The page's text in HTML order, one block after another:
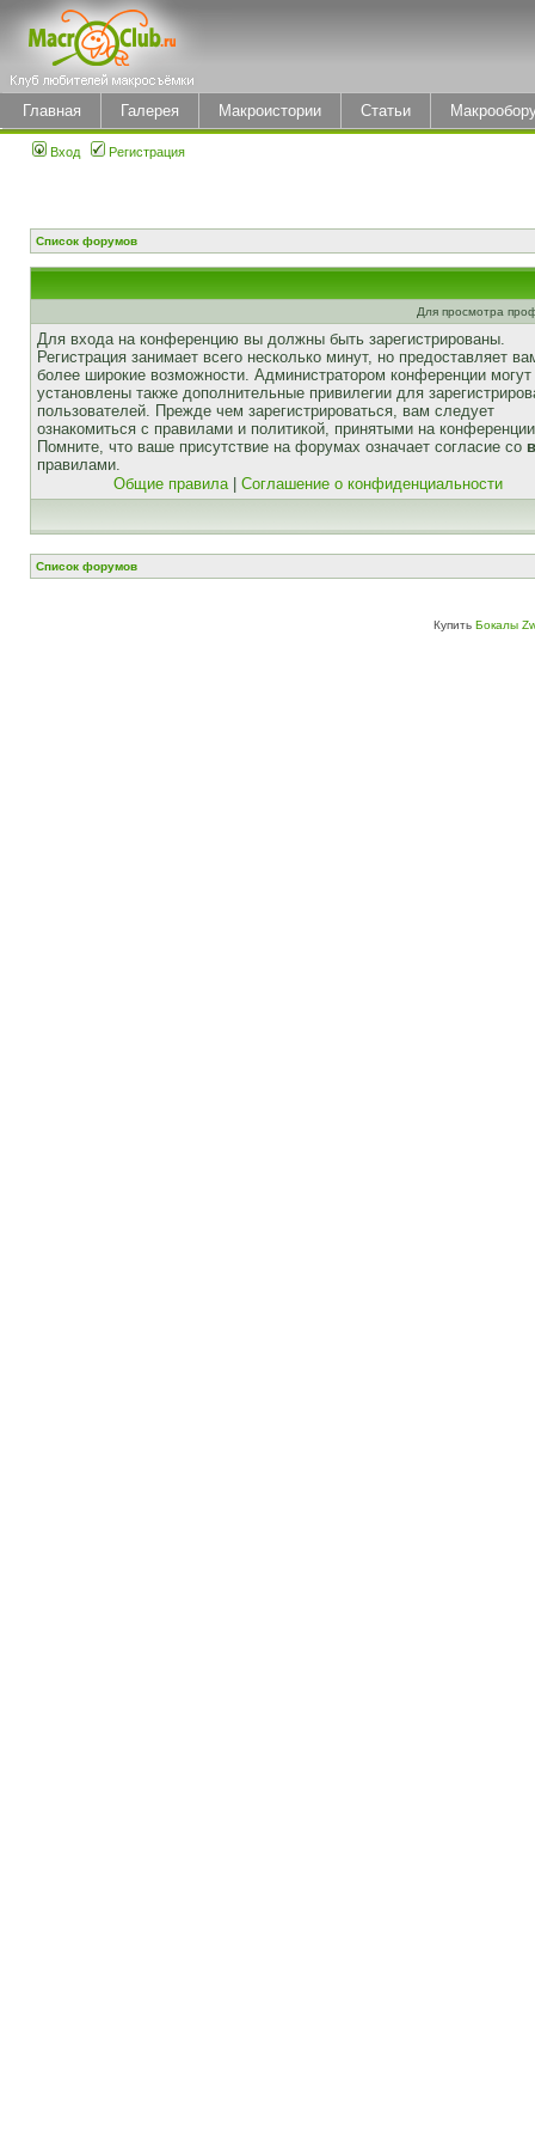
Главная Галерея Макроистории Статьи
Вход Регистрация
Список форумов
Для просмотра
Для входа на конференцию вы должны быть зарегистрированы.
Регистрация занимает всего несколько минут, но предоставляет
более широкие возможности. Администратором конференции
установлены также дополнительные привилегии для
пользователей. Прежде чем зарегистрироваться, вам следует
ознакомиться с правилами и политикой, принятыми на
Помните, что ваше присутствие на форумах означает согласие со
правилами.
Общие правила| Соглашение о конфиденциальности
Список форумов
Купить Бокалы